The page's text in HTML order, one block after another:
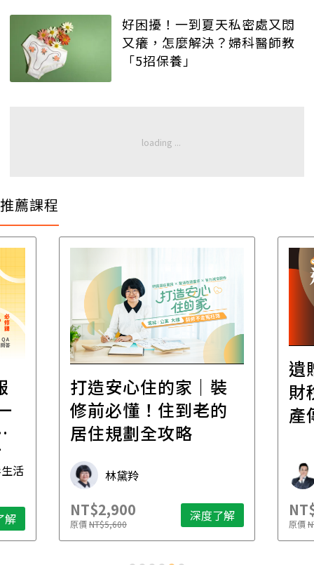
好困擾！一到夏天私密處又悶
又癢，怎麼解決？婦科醫師教
「5招保養」
推薦課程
活
解
打造安心住的家｜裝
修前必懂！住到老的
居住規劃全攻略
林黛羚
NT$2,900
原價NT$5,600 深度了解
遺
財
產
原價